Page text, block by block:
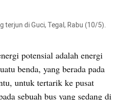
terjun di Guci, Tegal, Rabu (10/5).
potensial adalah energi
benda, yang berada pada
untuk tertarik ke pusat
sebuah bus yang sedang di